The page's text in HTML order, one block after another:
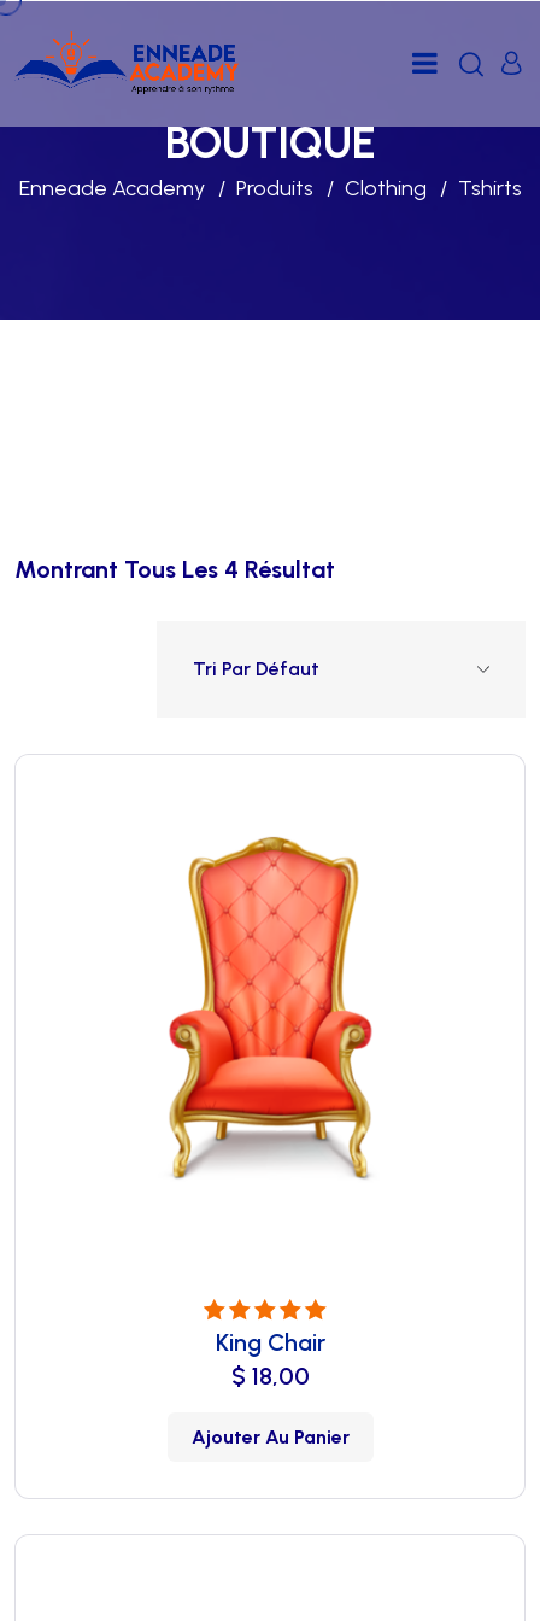
BOUTIQUE
Enneade Academy Produits Clothing Tshirts
Montrant Tous Les 4 Résultat
Note5.00sur
5
King Chair
$ 18,00
Ajouter Au Panier